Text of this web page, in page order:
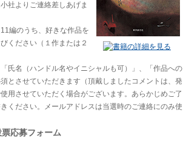
社よりご連絡差しあげま
編のうち、好きな作品を
ください（１作または２
氏名（ハンドル名やイニシャルも可）」、「作品への
とさせていただきます（頂戴しましたコメントは、発
用させていただく場合がございます。あらかじめご了
ください。メールアドレスは当選時のご連絡にのみ使
票応募フォーム